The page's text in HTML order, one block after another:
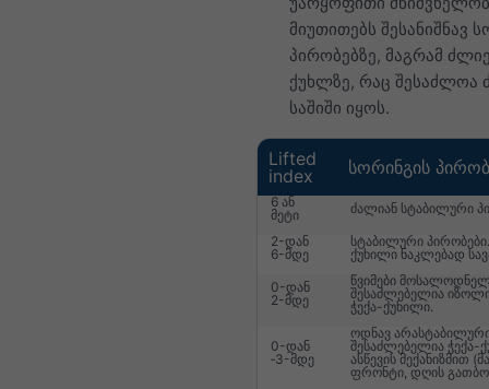
მიუთითებს შესანიშნავ
პირობებზე, მაგრამ
ქუხლზე, რაც შესაძლოა
საშიში იყოს.
Lifted
index
სორინგის
6 ან
მეტი
ძალიან სტაბილური
2-დან
6-მდე
სტაბილური
ქუხილი ნაკლებად
0-დან
2-მდე
წვიმები
შესაძლებელია
ჭექა-ქუხილი.
0-დან
‑3-მდე
ოდნავ
შესაძლებელია ჭექა-
ასწევის მექანიზმით
ფრონტი, დღის